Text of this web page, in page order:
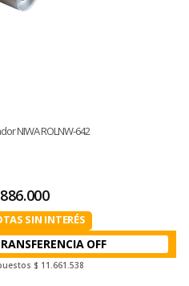
NIWA ROLNW-642
SIN INTERÉS
$ 11.661.538